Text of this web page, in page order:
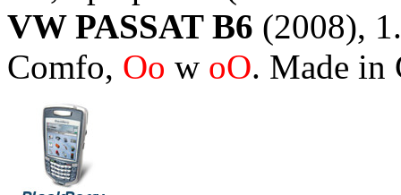
VW PASSAT B6 (2008),
Comfo, Oo w oO. Made in